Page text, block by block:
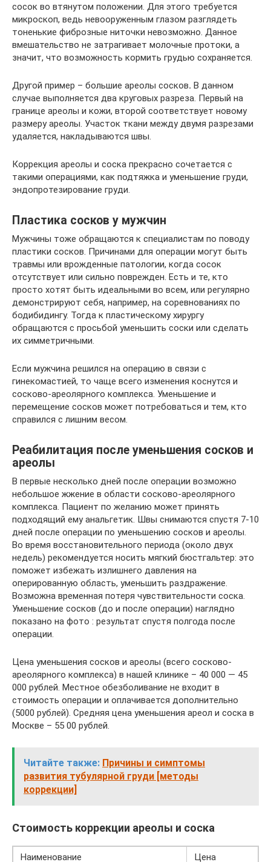
сосок во втянутом положении. Для этого требуется
микроскоп, ведь невооруженным глазом разглядеть
тоненькие фиброзные ниточки невозможно. Данное
вмешательство не затрагивает молочные протоки, а
значит, что возможность кормить грудью сохраняется.
Другой пример – большие ареолы сосков. В данном
случае выполняется два круговых разреза. Первый на
границе ареолы и кожи, второй соответствует новому
размеру ареолы. Участок ткани между двумя разрезами
удаляется, накладываются швы.
Коррекция ареолы и соска прекрасно сочетается с
такими операциями, как подтяжка и уменьшение груди,
эндопротезирование груди.
Пластика сосков у мужчин
Мужчины тоже обращаются к специалистам по поводу
пластики сосков. Причинами для операции могут быть
травмы или врожденные патологии, когда сосок
отсутствует или сильно поврежден. Есть и те, кто
просто хотят быть идеальными во всем, или регулярно
демонстрируют себя, например, на соревнованиях по
бодибидингу. Тогда к пластическому хирургу
обращаются с просьбой уменьшить соски или сделать
их симметричными.
Если мужчина решился на операцию в связи с
гинекомастией, то чаще всего изменения коснутся и
сосково-ареолярного комплекса. Уменьшение и
перемещение сосков может потребоваться и тем, кто
справился с лишним весом.
Реабилитация после уменьшения сосков и
ареолы
В первые несколько дней после операции возможно
небольшое жжение в области сосково-ареолярного
комплекса. Пациент по желанию может принять
подходящий ему анальгетик. Швы снимаются спустя 7-10
дней после операции по уменьшению сосков и ареолы.
Во время восстановительного периода (около двух
недель) рекомендуется носить мягкий бюстгальтер: это
поможет избежать излишнего давления на
оперированную область, уменьшить раздражение.
Возможна временная потеря чувствительности соска.
Уменьшение сосков (до и после операции) наглядно
показано на фото : результат спустя полгода после
операции.
Цена уменьшения сосков и ареолы (всего сосково-
ареолярного комплекса) в нашей клинике – 40 000 — 45
000 рублей. Местное обезболивание не входит в
стоимость операции и оплачивается дополнительно
(5000 рублей). Средняя цена уменьшения ареол и соска в
Москве – 55 00 рублей.
Читайте также: Причины и симптомы
развития тубулярной груди [методы
коррекции]
Стоимость коррекции ареолы и соска
Наименование
Цена